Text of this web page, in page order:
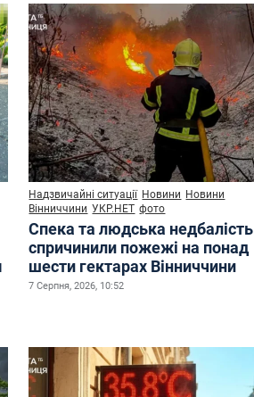
Надзвичайні ситуації Новини Новини
Вінниччини УКР.НЕТ фото
Спека та людська недбалість
спричинили пожежі на понад
шести гектарах Вінниччини
7 Серпня, 2026, 10:52